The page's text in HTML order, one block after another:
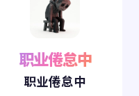
职业倦怠中
职业倦怠中